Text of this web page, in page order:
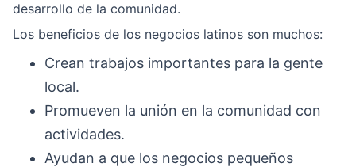
desarrollo de la comunidad.
Los beneficios de los negocios latinos son muchos:
Crean trabajos importantes para la gente
local.
Promueven la unión en la comunidad con
actividades.
Ayudan a que los negocios pequeños